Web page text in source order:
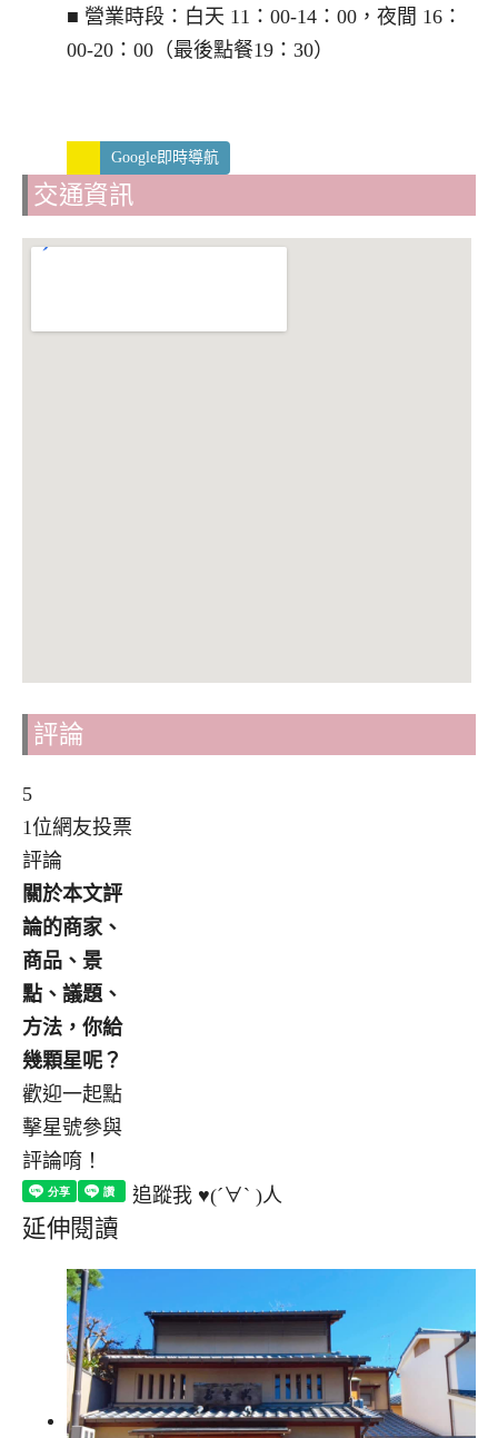
■ 營業時段：白天 11：00-14：00，夜間 16：
00-20：00（最後點餐19：30）
Google即時導航
交通資訊
評論
5
1位網友投票
評論
關於本文評
論的商家、
商品、景
點、議題、
方法，你給
幾顆星呢？
歡迎一起點
擊星號參與
評論唷！
追蹤我 ♥(´∀` )人
延伸閱讀